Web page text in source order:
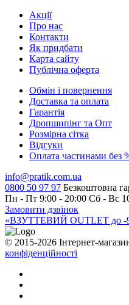
Акції
Про нас
Контакти
Як придбати
Карта сайту
Публiчна оферта
Обмін і повернення
Доставка та оплата
Гарантiя
Дропшипінг та Опт
Розмірна сітка
Відгуки
Оплата частинами без
info@pratik.com.ua
0800 50 97 97 Безкоштовна
Пн - Пт 9:00 - 20:00 Сб - Вс
Замовити дзвінок
«ВЗУТТЕВИЙ OUTLET до -
© 2015-2026 Інтернет-
конфіденційності